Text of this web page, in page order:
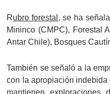
Rubro forestal , se ha
Mininco (CMPC), Forestal
Antar Chile), Bosques
También se señaló a la
con la apropiación indebida
mantienen